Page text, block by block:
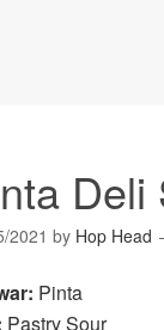
Deli
2021 by Hop Head
Pinta
Pastry Sour